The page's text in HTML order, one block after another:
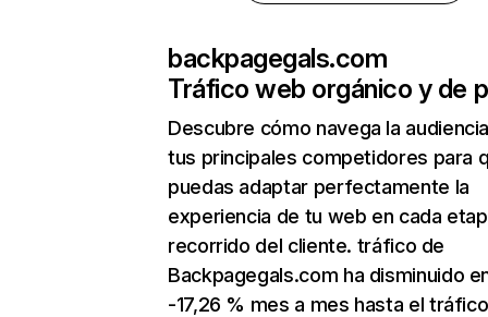
backpagegals.com
Tráfico web orgánico y de
Descubre cómo navega la
tus principales competidores para
puedas adaptar perfectamente la
experiencia de tu web en cada
recorrido del cliente. tráfico de
Backpagegals.com ha disminuido
-17,26 % mes a mes hasta el